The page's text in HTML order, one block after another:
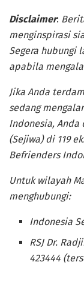
Disclaimer:
menginspirasi
Segera hubungi
apabila
Jika Anda
sedang
Indonesia, Anda
(Sejiwa) di 119
Befrienders
Untuk wilayah
menghubungi:
Indonesia
RSJ Dr.
423444